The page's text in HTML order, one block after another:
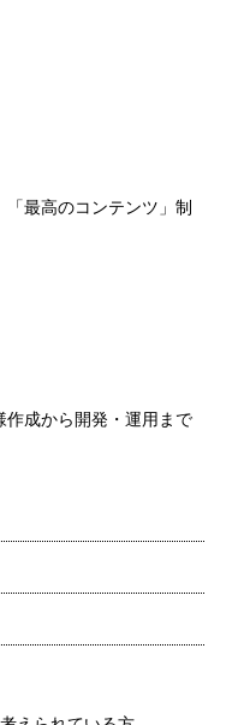
最高のコンテンツ」制
作成から開発・運用まで